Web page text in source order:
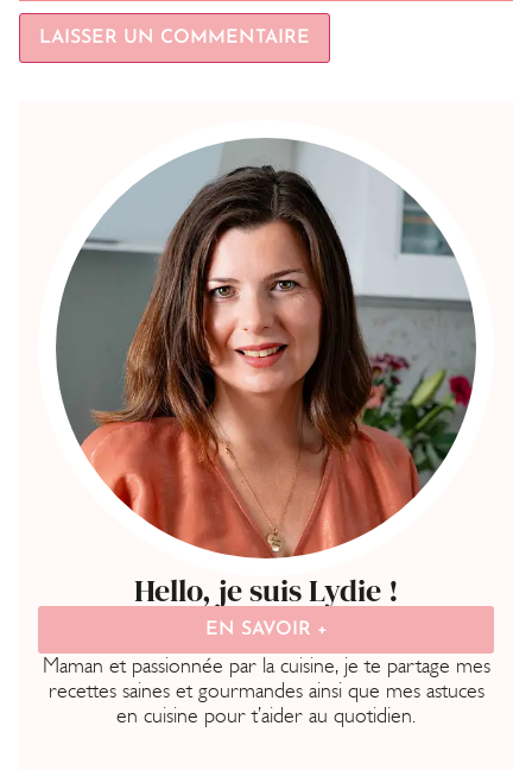
Hello, je suis Lydie !
EN SAVOIR +
Maman et passionnée par la cuisine, je te partage mes
recettes saines et gourmandes ainsi que mes astuces
en cuisine pour t’aider au quotidien.